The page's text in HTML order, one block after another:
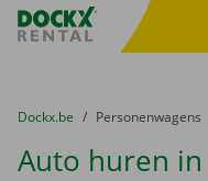
Fratello DEMO
U bevindt zich hier:
van
Dockx.be naar
Personenwagens
Auto huren in